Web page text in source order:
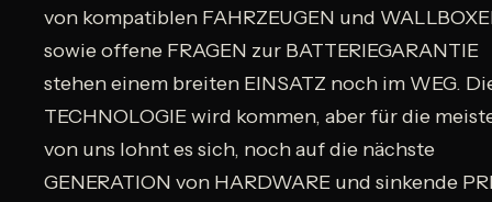
von kompatiblen FAHRZEUGEN und
sowie offene FRAGEN zur BATTERIEGARANTIE
stehen einem breiten EINSATZ noch im WEG.
TECHNOLOGIE wird kommen, aber für die
von uns lohnt es sich, noch auf die nächste
GENERATION von HARDWARE und sinkende